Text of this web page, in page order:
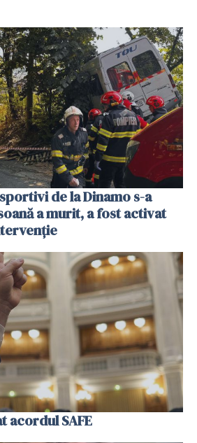
de la Dinamo s-a
a murit, a fost activat
acordul SAFE